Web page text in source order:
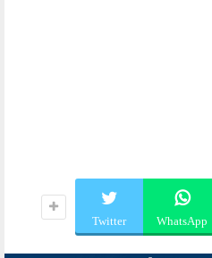
WhatsApp
Twitter